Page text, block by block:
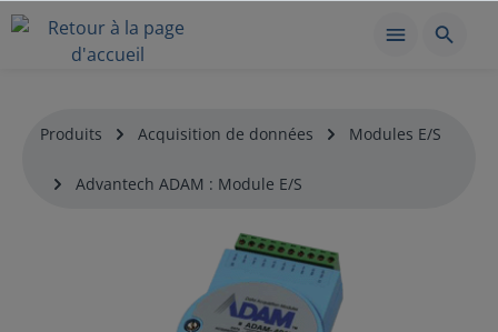
Produits Acquisition de données Modules E/S
Advantech ADAM : Module E/S